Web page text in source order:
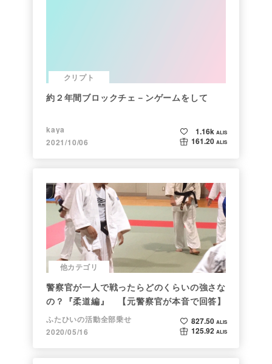
クリプト
約２年間ブロックチェ－ンゲームをして
kaya
2021/10/06
1.16k ALIS
161.20 ALIS
他カテゴリ
警察官が一人で戦ったらどのくらいの強さな
の？『柔道編』 【元警察官が本音で回答】
ふたひいの活動全部乗せ
2020/05/16
827.50 ALIS
125.92 ALIS